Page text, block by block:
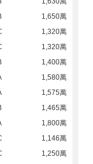
1,650萬
1,320萬
1,320萬
1,400萬
1,580萬
1,575萬
1,465萬
1,800萬
1,146萬
1,250萬